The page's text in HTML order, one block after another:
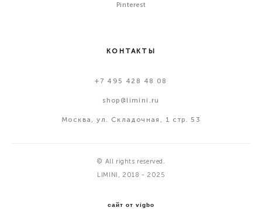
Pinterest
КОНТАКТЫ
+7 495 428 48 08
shop@limini.ru
Москва, ул. Складочная, 1 стр. 53
© All rights reserved.
LIMINI, 2018 - 2025
сайт от vigbo